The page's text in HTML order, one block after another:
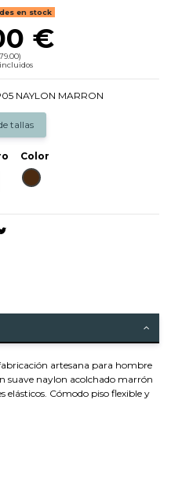
en stock
€
NAYLON MARRON
tallas
Color
MARRON
artesana para hombre
suave naylon acolchado marrón
elásticos. Cómodo piso flexible y